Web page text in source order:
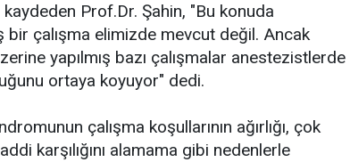
kaydeden Prof.Dr. Şahin, "Bu konuda
bir çalışma elimizde mevcut değil. Ancak
yapılmış bazı çalışmalar anestezistlerde
ortaya koyuyor" dedi.
çalışma koşullarının ağırlığı, çok
karşılığını alamama gibi nedenlerle